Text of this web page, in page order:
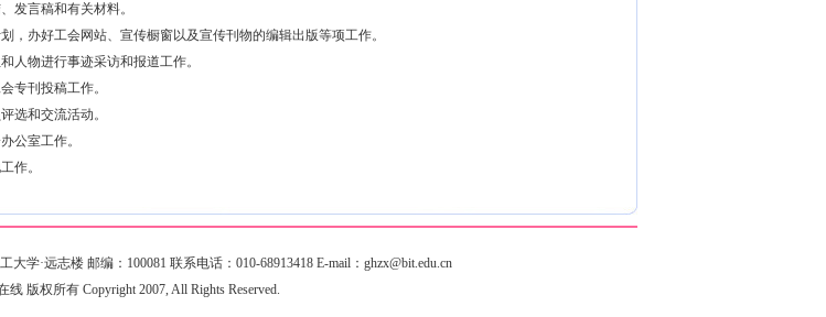
发言稿和有关材料。
，办好工会网站、宣传橱窗以及宣传刊物的编辑出版等项工作。
人物进行事迹采访和报道工作。
专刊投稿工作。
选和交流活动。
公室工作。
作。
学·远志楼 邮编：100081 联系电话：010-68913418 E-mail：ghzx@bit.edu.cn
版权所有 Copyright 2007, All Rights Reserved.